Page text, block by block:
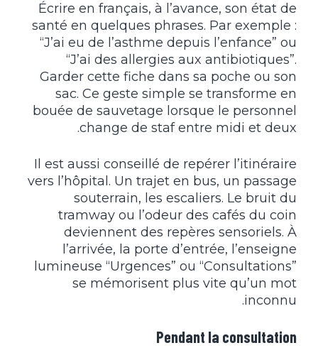
Écrire en français, à l’avance, son état de
santé en quelques phrases. Par exemple :
“J’ai eu de l’asthme depuis l’enfance” ou
“J’ai des allergies aux antibiotiques”.
Garder cette fiche dans sa poche ou son
sac. Ce geste simple se transforme en
bouée de sauvetage lorsque le personnel
change de staf entre midi et deux.
Il est aussi conseillé de repérer l’itinéraire
vers l’hôpital. Un trajet en bus, un passage
souterrain, les escaliers. Le bruit du
tramway ou l’odeur des cafés du coin
deviennent des repères sensoriels. À
l’arrivée, la porte d’entrée, l’enseigne
lumineuse “Urgences” ou “Consultations”
se mémorisent plus vite qu’un mot
inconnu.
Pendant la consultation